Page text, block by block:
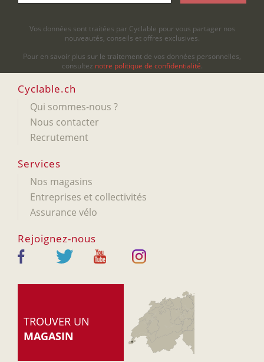
Vos données sont traitées par Cyclable pour vous partager nos
nouveautés, conseils et offres exclusives.
Pour en savoir plus sur le traitement de vos données personnelles,
consultez notre politique de confidentialité.
Cyclable.ch
Qui sommes-nous ?
Nous contacter
Recrutement
Services
Nos magasins
Entreprises et collectivités
Assurance vélo
Rejoignez-nous
TROUVER UN
MAGASIN